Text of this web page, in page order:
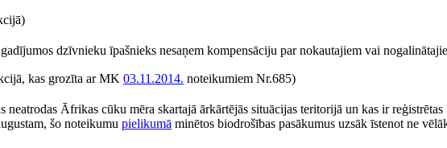
dzīvnieku īpašnieks nesaņem kompensāciju par nokautajiem vai
kas grozīta ar MK 03.11.2014. noteikumiem Nr.685)
neatrodas Āfrikas cūku mēra skartajā ārkārtējās situācijas teritorijā un kas ir
šo noteikumu pielikumā minētos biodrošības pasākumus uzsāk īstenot ne